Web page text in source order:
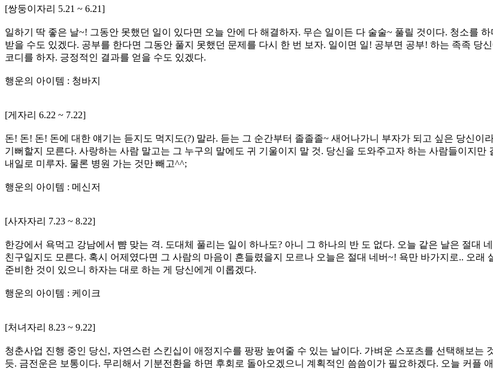
[쌍둥이자리 5.21 ~ 6.21]
일하기 딱 좋은 날~! 그동안 못했던 일이 있다면 오늘 안에 다 해결하자. 무슨 일이든 다 술술~ 풀릴 것이다. 청소를
받을 수도 있겠다. 공부를 한다면 그동안 풀지 못했던 문제를 다시 한 번 보자. 일이면 일! 공부면 공부! 하는 족족 당
코디를 하자. 긍정적인 결과를 얻을 수도 있겠다.
행운의 아이템 : 청바지
[게자리 6.22 ~ 7.22]
돈! 돈! 돈! 돈에 대한 얘기는 듣지도 먹지도(?) 말라. 듣는 그 순간부터 졸졸졸~ 새어나가니 부자가 되고 싶은 당신이
기뻐할지 모른다. 사랑하는 사람 말고는 그 누구의 말에도 귀 기울이지 말 것. 당신을 도와주고자 하는 사람들이지
내일로 미루자. 물론 병원 가는 것만 빼고^^;
행운의 아이템 : 메신저
[사자자리 7.23 ~ 8.22]
한강에서 욕먹고 강남에서 뺨 맞는 격. 도대체 풀리는 일이 하나도? 아니 그 하나의 반 도 없다. 오늘 같은 날은 절대
친구일지도 모른다. 혹시 어제였다면 그 사람의 마음이 흔들렸을지 모르나 오늘은 절대 네버~! 욕만 바가지로.. 오
준비한 것이 있으니 하자는 대로 하는 게 당신에게 이롭겠다.
행운의 아이템 : 케이크
[처녀자리 8.23 ~ 9.22]
청춘사업 진행 중인 당신, 자연스런 스킨십이 애정지수를 팡팡 높여줄 수 있는 날이다. 가벼운 스포츠를 선택해보는
듯. 금전운은 보통이다. 무리해서 기분전환을 하면 후회로 돌아오겠으니 계획적인 씀씀이가 필요하겠다. 오늘 커플